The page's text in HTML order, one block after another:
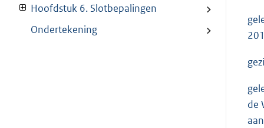
Hoofdstuk 6. Slotbepalingen
Ondertekening
de